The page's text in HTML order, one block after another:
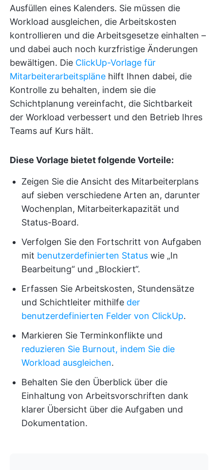
Ausfüllen eines Kalenders. Sie müssen die
Workload ausgleichen, die Arbeitskosten
kontrollieren und die Arbeitsgesetze einhalten –
und dabei auch noch kurzfristige Änderungen
bewältigen. Die ClickUp-Vorlage für
Mitarbeiterarbeitspläne hilft Ihnen dabei, die
Kontrolle zu behalten, indem sie die
Schichtplanung vereinfacht, die Sichtbarkeit
der Workload verbessert und den Betrieb Ihres
Teams auf Kurs hält.
Diese Vorlage bietet folgende Vorteile:
Zeigen Sie die Ansicht des Mitarbeiterplans
auf sieben verschiedene Arten an, darunter
Wochenplan, Mitarbeiterkapazität und
Status-Board.
Verfolgen Sie den Fortschritt von Aufgaben
mit benutzerdefinierten Status wie „In
Bearbeitung“ und „Blockiert“.
Erfassen Sie Arbeitskosten, Stundensätze
und Schichtleiter mithilfe der
benutzerdefinierten Felder von ClickUp.
Markieren Sie Terminkonflikte und
reduzieren Sie Burnout, indem Sie die
Workload ausgleichen.
Behalten Sie den Überblick über die
Einhaltung von Arbeitsvorschriften dank
klarer Übersicht über die Aufgaben und
Dokumentation.